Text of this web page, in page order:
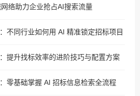
络助力企业抢占AI搜索流量
不同行业如何用 AI 精准锁定招标项目
提升找标效率的进阶技巧与配置方案
零基础掌握 AI 招标信息检索全流程